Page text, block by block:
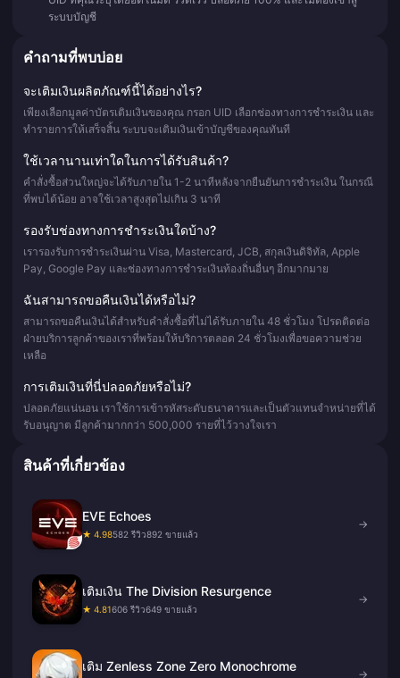
ระบบบัญชี
คำถามที่พบบ่อย
จะเติมเงินผลิตภัณฑ์นี้ได้อย่างไร?
เพียงเลือกมูลค่าบัตรเติมเงินของคุณ กรอก UID เลือกช่องทางการชำระเงิน และ
ทำรายการให้เสร็จสิ้น ระบบจะเติมเงินเข้าบัญชีของคุณทันที
ใช้เวลานานเท่าใดในการได้รับสินค้า?
คำสั่งซื้อส่วนใหญ่จะได้รับภายใน 1-2 นาทีหลังจากยืนยันการชำระเงิน ในกรณี
ที่พบได้น้อย อาจใช้เวลาสูงสุดไม่เกิน 3 นาที
รองรับช่องทางการชำระเงินใดบ้าง?
เรารองรับการชำระเงินผ่าน Visa, Mastercard, JCB, สกุลเงินดิจิทัล, Apple
Pay, Google Pay และช่องทางการชำระเงินท้องถิ่นอื่นๆ อีกมากมาย
ฉันสามารถขอคืนเงินได้หรือไม่?
สามารถขอคืนเงินได้สำหรับคำสั่งซื้อที่ไม่ได้รับภายใน 48 ชั่วโมง โปรดติดต่อ
ฝ่ายบริการลูกค้าของเราที่พร้อมให้บริการตลอด 24 ชั่วโมงเพื่อขอความช่วย
เหลือ
การเติมเงินที่นี่ปลอดภัยหรือไม่?
ปลอดภัยแน่นอน เราใช้การเข้ารหัสระดับธนาคารและเป็นตัวแทนจำหน่ายที่ได้
รับอนุญาต มีลูกค้ามากกว่า 500,000 รายที่ไว้วางใจเรา
สินค้าที่เกี่ยวข้อง
EVE Echoes
★ 4.98582 รีวิว892 ขายแล้ว
→
เติมเงิน The Division Resurgence
★ 4.81606 รีวิว649 ขายแล้ว
→
เติม Zenless Zone Zero Monochrome
→